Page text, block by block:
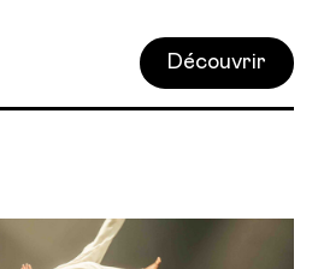
Découvrir